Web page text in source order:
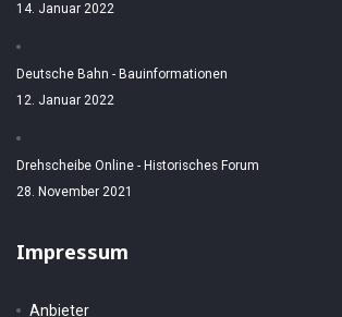
14. Januar 2022
Deutsche Bahn - Bauinformationen
12. Januar 2022
Drehscheibe Online - Historisches Forum
28. November 2021
Impressum
Anbieter